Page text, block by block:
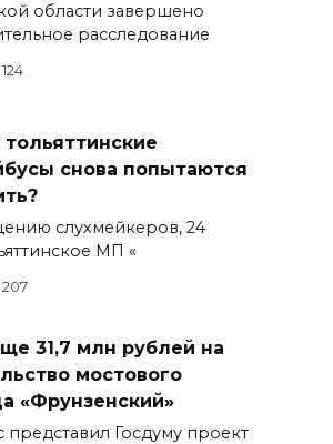
области завершено
расследование
124
снова попытаются
слухмейкеров, 24
МП «
207
31,7 млн рублей на
мостового
«Фрунзенский»
представил Госдуму проект